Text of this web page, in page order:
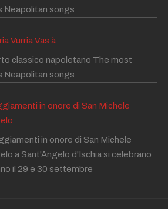
Neapolitan songs
Vurria Vas à
classico napoletano The most
Neapolitan songs
in onore di San Michele
in onore di San Michele
a Sant'Angelo d'Ischia si celebrano
il 29 e 30 settembre